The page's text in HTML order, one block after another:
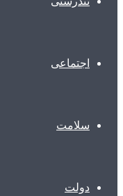
اجتماعی
سلامت
دولت